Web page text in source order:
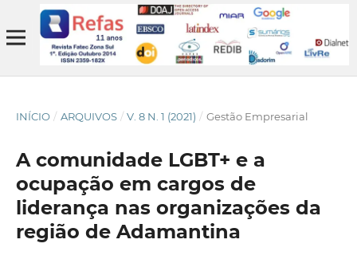
INÍCIO / ARQUIVOS / V. 8 N. 1 (2021) / Gestão Empresarial
A comunidade LGBT+ e a
ocupação em cargos de
liderança nas organizações da
região de Adamantina